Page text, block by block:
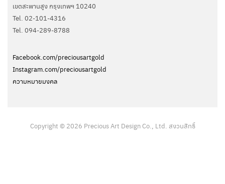
เขตสะพานสูง กรุงเทพฯ 10240
Tel. 02-101-4316
Tel. ‭094-289-8788‬
Facebook.com/preciousartgold
Instagram.com/preciousartgold
ความหมายมงคล
Copyright © 2026 Precious Art Design Co., Ltd. สงวนสิทธิ์